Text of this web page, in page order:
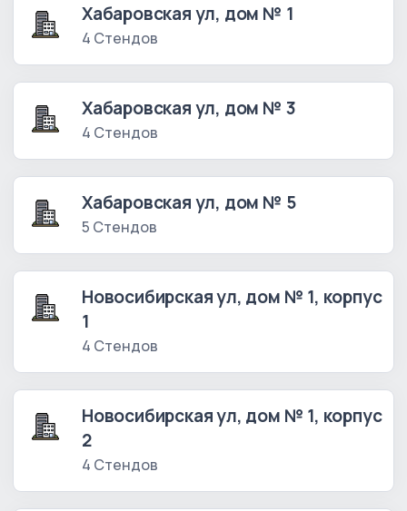
Хабаровская ул, дом № 1
4 Стендов
Хабаровская ул, дом № 3
4 Стендов
Хабаровская ул, дом № 5
5 Стендов
Новосибирская ул, дом № 1, корпус
1
4 Стендов
Новосибирская ул, дом № 1, корпус
2
4 Стендов